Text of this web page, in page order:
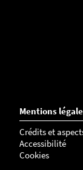
la salle
toute la
Il faut bien
Mentions
Crédits et
Accessibilité
Cookies